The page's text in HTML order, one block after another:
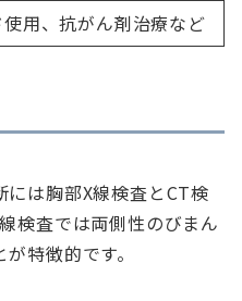
用、抗がん剤治療など
は胸部X線検査とCT検
検査では両側性のびまん
特徴的です。